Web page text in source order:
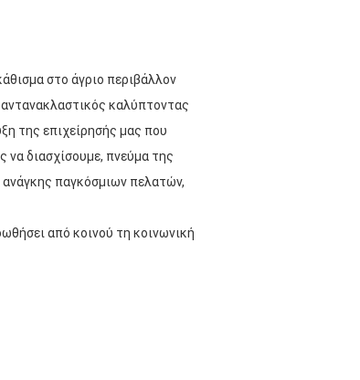
στο άγριο περιβάλλον
καλύπτοντας
της επιχείρησής μας που
να διασχίσουμε, πνεύμα της
ανάγκης παγκόσμιων πελατών,
από κοινού τη κοινωνική